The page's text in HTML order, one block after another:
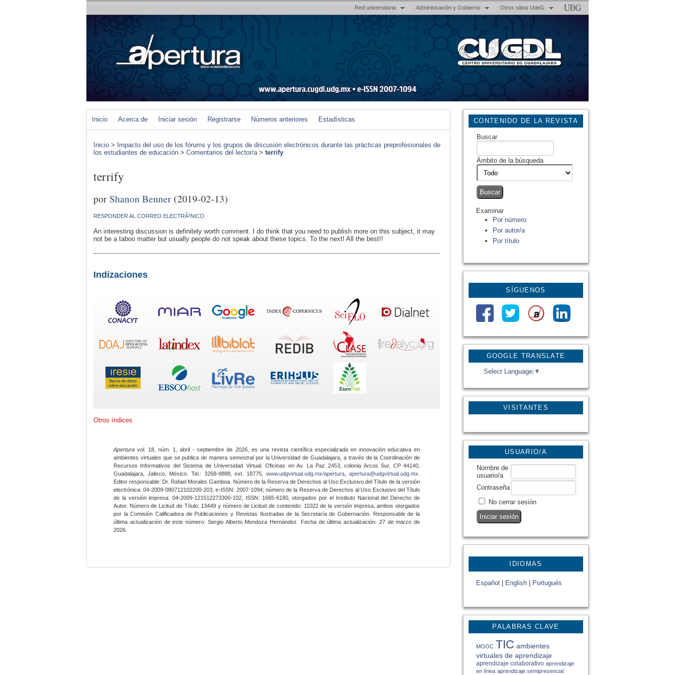
Red universitaria Administración y Gobierno Otros sitios UdeG
GOOGLE TRANSLATE
Select Language ▼
VISITANTES
CONTENIDO DE LA REVISTA
Buscar
Ámbito de la búsqueda
Examinar
Por número
Por autor/a
Por título
SÍGUENOS
USUARIO/A
Nombre de
usuario/a
Contraseña
No cerrar sesión
IDIOMAS
Español English Portugués
PALABRAS CLAVE
MOOC TIC ambientes
virtuales de aprendizaje
aprendizaje colaborativo aprendizaje
en línea aprendizaje semipresencial
Inicio Acerca de Iniciar sesión Registrarse Números anteriores Estadísticas
Inicio > Impacto del uso de los fórums y los grupos de discusión electrónicos durante las prácticas preprofesionales de
los estudiantes de educación > Comentarios del lector/a> terrify
terrify
porShanon Benner (2019-02-13)
RESPONDER AL CORREO ELECTRÃ³NICO
An interesting discussion is definitely worth comment. I do think that you need to publish more on this subject, it may
not be a taboo matter but usually people do not speak about these topics. To the next! All the best!!
Indizaciones
Otros índices
Apertura vol. 18, núm. 1, abril - septiembre de 2026, es una revista científica especializada en innovación educativa en
ambientes virtuales que se publica de manera semestral por la Universidad de Guadalajara, a través de la Coordinación de
Recursos Informativos del Sistema de Universidad Virtual. Oficinas en Av. La Paz 2453, colonia Arcos Sur, CP 44140,
Guadalajara, Jalisco, México. Tel.: 3268-8888, ext. 18775,www.udgvirtual.udg.mx/apertura apertura@udgvirtual.udg.mx
Editor responsable: Dr. Rafael Morales Gamboa. Número de la Reserva de Derechos al Uso Exclusivo del Título de la versión
electrónica: 04-2009-080712102200-203, e-ISSN: 2007-1094; número de la Reserva de Derechos al Uso Exclusivo del Título
de la versión impresa: 04-2009-121512273300-102, ISSN: 1665-6180, otorgados por el Instituto Nacional del Derecho de
Autor. Número de Licitud de Título: 13449 y número de Licitud de contenido: 11022 de la versión impresa, ambos otorgados
por la Comisión Calificadora de Publicaciones y Revistas Ilustradas de la Secretaría de Gobernación. Responsable de la
última actualización de este número: Sergio Alberto Mendoza Hernández. Fecha de última actualización: 27 de marzo de
2026.